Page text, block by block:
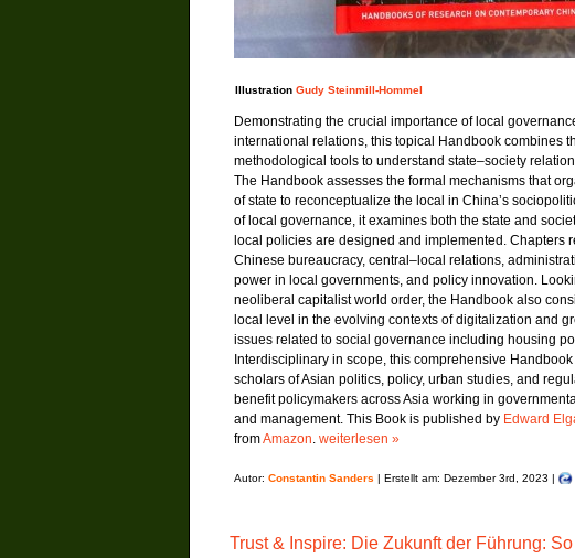
Illustration Gudy Steinmill-Hommel
Demonstrating the crucial importance of local
international relations, this topical Handbook combines
methodological tools to understand state–society
The Handbook assesses the formal mechanisms that
of state to reconceptualize the local in China’s
of local governance, it examines both the state and
local policies are designed and implemented. Chapters
Chinese bureaucracy, central–local relations,
power in local governments, and policy innovation.
neoliberal capitalist world order, the Handbook also
local level in the evolving contexts of digitalization and
issues related to social governance including housing
Interdisciplinary in scope, this comprehensive
scholars of Asian politics, policy, urban studies, and
benefit policymakers across Asia working in
and management. This Book is published by‎ Edward
fromAmazon. weiterlesen »
Autor: Constantin Sanders | Erstellt am: Dezember 3rd, 2023 |
Trust & Inspire: Die Zukunft der Führung: